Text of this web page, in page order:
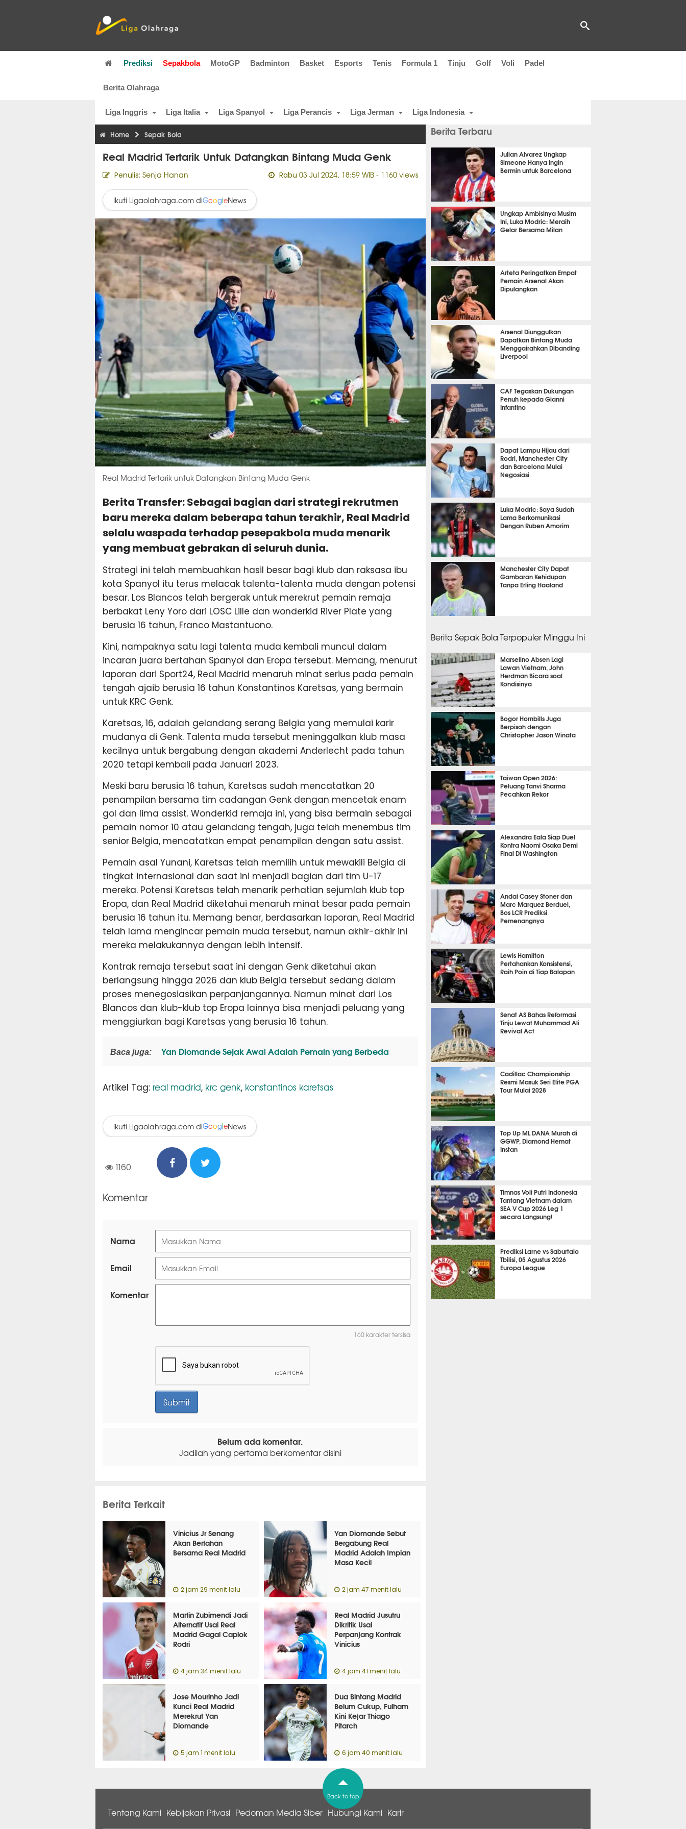
Prediksi Sepakbola MotoGP Badminton Basket Esports Tenis Formula 1 Tinju Golf Voli Padel
Berita Olahraga
Liga Inggris Liga Italia Liga Spanyol Liga Perancis Liga Jerman Liga Indonesia
Home Sepak Bola
Real Madrid Tertarik Untuk Datangkan Bintang Muda Genk
Penulis: Senja Hanan Rabu 03 Jul 2024, 18:59 WIB- 1160 views
Ikuti Ligaolahraga.com diGoogleNews
Real Madrid Tertarik untuk Datangkan Bintang Muda Genk
Berita Transfer: Sebagai bagian dari strategi rekrutmen
baru mereka dalam beberapa tahun terakhir, Real Madrid
selalu waspada terhadap pesepakbola muda menarik
yang membuat gebrakan di seluruh dunia.
Strategi ini telah membuahkan hasil besar bagi klub dan raksasa ibu
kota Spanyol itu terus melacak talenta-talenta muda dengan potensi
besar. Los Blancos telah bergerak untuk merekrut pemain remaja
berbakat Leny Yoro dari LOSC Lille dan wonderkid River Plate yang
berusia 16 tahun, Franco Mastantuono.
Kini, nampaknya satu lagi talenta muda kembali muncul dalam
incaran juara bertahan Spanyol dan Eropa tersebut. Memang, menurut
laporan dari Sport24, Real Madrid menaruh minat serius pada pemain
tengah ajaib berusia 16 tahun Konstantinos Karetsas, yang bermain
untuk KRC Genk.
Karetsas, 16, adalah gelandang serang Belgia yang memulai karir
mudanya di Genk. Talenta muda tersebut meninggalkan klub masa
kecilnya untuk bergabung dengan akademi Anderlecht pada tahun
2020 tetapi kembali pada Januari 2023.
Meski baru berusia 16 tahun, Karetsas sudah mencatatkan 20
penampilan bersama tim cadangan Genk dengan mencetak enam
gol dan lima assist. Wonderkid remaja ini, yang bisa bermain sebagai
pemain nomor 10 atau gelandang tengah, juga telah menembus tim
senior Belgia, mencatatkan empat penampilan dengan satu assist.
Pemain asal Yunani, Karetsas telah memilih untuk mewakili Belgia di
tingkat internasional dan saat ini menjadi bagian dari tim U-17
mereka. Potensi Karetsas telah menarik perhatian sejumlah klub top
Eropa, dan Real Madrid diketahui menaruh minat besar pada pemain
berusia 16 tahun itu. Memang benar, berdasarkan laporan, Real Madrid
telah lama mengincar pemain muda tersebut, namun akhir-akhir ini
mereka melakukannya dengan lebih intensif.
Kontrak remaja tersebut saat ini dengan Genk diketahui akan
berlangsung hingga 2026 dan klub Belgia tersebut sedang dalam
proses menegosiasikan perpanjangannya. Namun minat dari Los
Blancos dan klub-klub top Eropa lainnya bisa menjadi peluang yang
menggiurkan bagi Karetsas yang berusia 16 tahun.
Baca juga: Yan Diomande Sejak Awal Adalah Pemain yang Berbeda
Artikel Tag: real madrid, krc genk, konstantinos karetsas
Ikuti Ligaolahraga.com diGoogleNews
1160
Komentar
Nama
Email
Komentar
160 karakter tersisa
Belum ada komentar.
Jadilah yang pertama berkomentar disini
Berita Terkait
Vinicius Jr Senang
Akan Bertahan
Bersama Real Madrid
2 jam 29 menit lalu
Yan Diomande Sebut
Bergabung Real
Madrid Adalah Impian
Masa Kecil
2 jam 47 menit lalu
Martin Zubimendi Jadi
Alternatif Usai Real
Madrid Gagal Caplok
Rodri
4 jam 34 menit lalu
Real Madrid Jusutru
Dikritik Usai
Perpanjang Kontrak
Vinicius
4 jam 41 menit lalu
Jose Mourinho Jadi
Kunci Real Madrid
Merekrut Yan
Diomande
5 jam 1 menit lalu
Dua Bintang Madrid
Belum Cukup, Fulham
Kini Kejar Thiago
Pitarch
6 jam 40 menit lalu
Berita Terbaru
Julian Alvarez Ungkap
Simeone Hanya Ingin
Bermin untuk Barcelona
11 menit 22 detik lalu
Ungkap Ambisinya Musim
Ini, Luka Modric: Meraih
Gelar Bersama Milan
38 menit 11 detik lalu
Arteta Peringatkan Empat
Pemain Arsenal Akan
Dipulangkan
41 menit 45 detik lalu
Arsenal Diunggulkan
Dapatkan Bintang Muda
Menggairahkan Dibanding
Liverpool
44 menit 48 detik lalu
CAF Tegaskan Dukungan
Penuh kepada Gianni
Infantino
1 jam 8 menit lalu
Dapat Lampu Hijau dari
Rodri, Manchester City
dan Barcelona Mulai
Negosiasi
1 jam 34 menit lalu
Luka Modric: Saya Sudah
Lama Berkomunikasi
Dengan Ruben Amorim
1 jam 38 menit lalu
Manchester City Dapat
Gambaran Kehidupan
Tanpa Erling Haaland
Berita Sepak Bola Terpopuler Minggu Ini
Marselino Absen Lagi
Lawan Vietnam, John
Herdman Bicara soal
Kondisinya
SEPAK BOLA
Bogor Hornbills Juga
Berpisah dengan
Christopher Jason Winata
BASKET
Taiwan Open 2026:
Peluang Tanvi Sharma
Pecahkan Rekor
BADMINTON
Alexandra Eala Siap Duel
Kontra Naomi Osaka Demi
Final Di Washington
TENIS
Andai Casey Stoner dan
Marc Marquez Berduel,
Bos LCR Prediksi
Pemenangnya
MOTOGP
Lewis Hamilton
Pertahankan Konsistensi,
Raih Poin di Tiap Balapan
F1
Senat AS Bahas Reformasi
Tinju Lewat Muhammad Ali
Revival Act
TINJU
Cadillac Championship
Resmi Masuk Seri Elite PGA
Tour Mulai 2028
GOLF
Top Up ML DANA Murah di
GGWP, Diamond Hemat
Instan
ESPORTS
Timnas Voli Putri Indonesia
Tantang Vietnam dalam
SEA V Cup 2026 Leg 1
secara Langsung!
OLAHRAGA LAIN
Prediksi Larne vs Saburtalo
Tbilisi, 05 Agustus 2026
Europa League
Back to top
Tentang Kami Kebijakan Privasi Pedoman Media Siber Hubungi Kami Karir